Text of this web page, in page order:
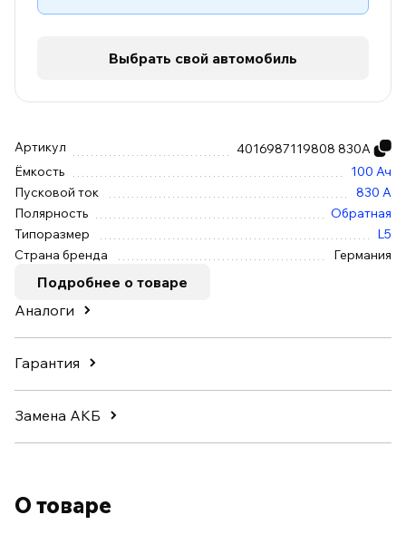
Артикул
4016987119808 830А
Ёмкость
100 Ач
Пусковой ток
830 А
Полярность
Обратная
Типоразмер
L5
Страна бренда
Германия
Подробнее о товаре
Аналоги
Гарантия
Замена АКБ
Выбрать свой автомобиль
О товаре